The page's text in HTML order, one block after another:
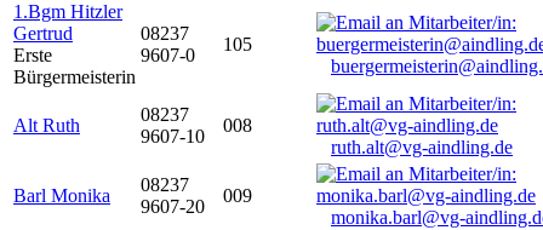
1.Bgm Hitzler
Gertrud
Erste
Bürgermeisterin
08237
9607-0
105
Alt Ruth
08237
9607-10
008
ruth.alt@vg-aindling.de
Barl Monika
08237
9607-20
009
monika.barl@vg-